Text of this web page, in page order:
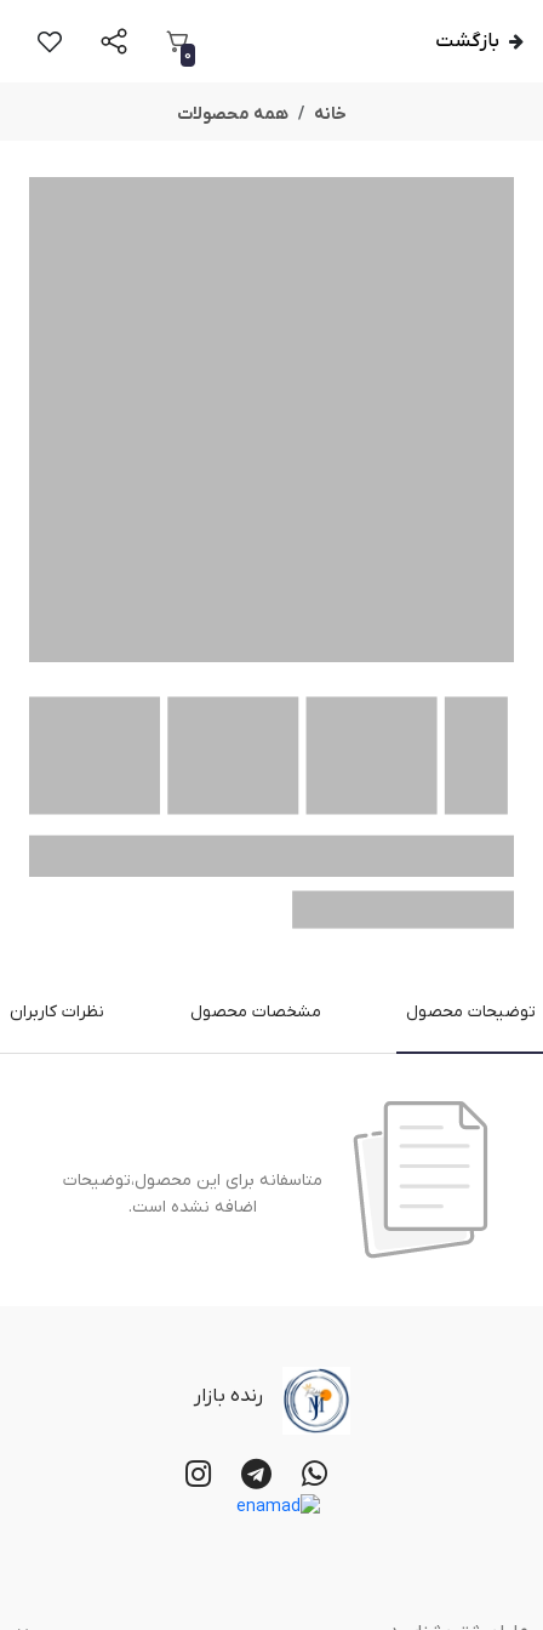
بازگشت
0
خانه همه محصولات
توضیحات محصول مشخصات محصول نظرات کاربران
متاسفانه برای این محصول،توضیحات
اضافه نشده است.
رنده بازار